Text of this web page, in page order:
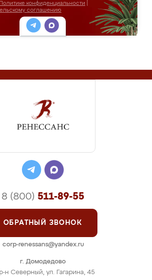
Политике конфиденциальности
соглашению
г. Домодедово
н Северный, ул. Гагарина, 45
8 (800) 511-89-55
ОБРАТНЫЙ ЗВОНОК
corp-renessans@yandex.ru